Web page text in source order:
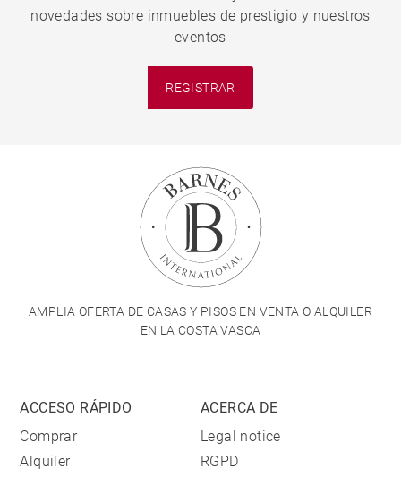
novedades sobre inmuebles de prestigio y nuestros
eventos
REGISTRAR
AMPLIA OFERTA DE CASAS Y PISOS EN VENTA O ALQUILER
EN LA COSTA VASCA
ACCESO RÁPIDO
Comprar
Alquiler
ACERCA DE
Legal notice
RGPD